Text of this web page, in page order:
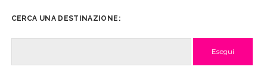
CERCA UNA DESTINAZIONE: